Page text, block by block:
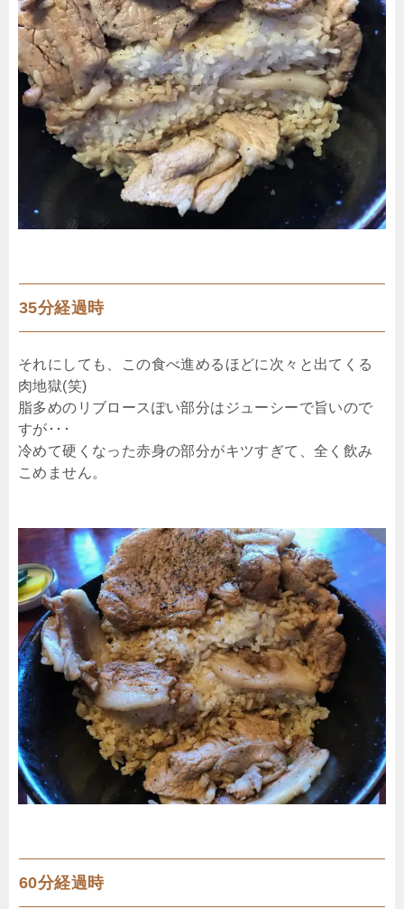
35分経過時
それにしても、この食べ進めるほどに次々と出てくる
肉地獄(笑)
脂多めのリブロースぽい部分はジューシーで旨いので
すが･･･
冷めて硬くなった赤身の部分がキツすぎて、全く飲み
こめません。
60分経過時